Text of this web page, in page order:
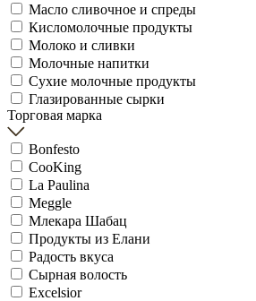
Масло сливочное и спреды
Кисломолочные продукты
Молоко и сливки
Молочные напитки
Сухие молочные продукты
Глазированные сырки
Торговая марка
Bonfesto
CooKing
La Paulina
Meggle
Млекара Шабац
Продукты из Елани
Радость вкуса
Сырная волость
Excelsior